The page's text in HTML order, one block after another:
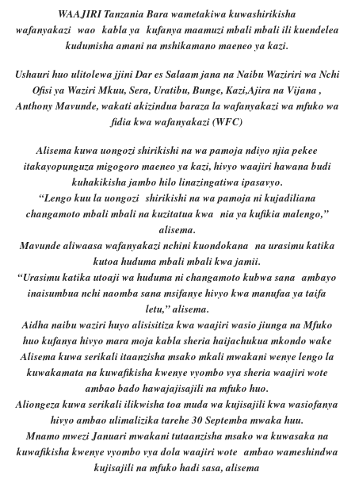
WAAJIRI Tanzania Bara wametakiwa kuwashirikisha
wafanyakazi wao kabla ya kufanya maamuzi mbali mbali ili kuendelea
kudumisha amani na mshikamano maeneo ya kazi.
Ushauri huo ulitolewa jjini Dar es Salaam jana na Naibu Waziriri wa Nchi
Ofisi ya Waziri Mkuu, Sera, Uratibu, Bunge, Kazi,Ajira na Vijana ,
Anthony Mavunde, wakati akizindua baraza la wafanyakazi wa mfuko wa
fidia kwa wafanyakazi (WFC)
Alisema kuwa uongozi shirikishi na wa pamoja ndiyo njia pekee
itakayopunguza migogoro maeneo ya kazi, hivyo waajiri hawana budi
kuhakikisha jambo hilo linazingatiwa ipasavyo.
“Lengo kuu la uongozi shirikishi na wa pamoja ni kujadiliana
changamoto mbali mbali na kuzitatua kwa nia ya kufikia malengo,”
alisema.
Mavunde aliwaasa wafanyakazi nchini kuondokana na urasimu katika
kutoa huduma mbali mbali kwa jamii.
“Urasimu katika utoaji wa huduma ni changamoto kubwa sana ambayo
inaisumbua nchi naomba sana msifanye hivyo kwa manufaa ya taifa
letu,” alisema.
Aidha naibu waziri huyo alisisitiza kwa waajiri wasio jiunga na Mfuko
huo kufanya hivyo mara moja kabla sheria haijachukua mkondo wake
Alisema kuwa serikali itaanzisha msako mkali mwakani wenye lengo la
kuwakamata na kuwafikisha kwenye vyombo vya sheria waajiri wote
ambao bado hawajajisajili na mfuko huo.
Aliongeza kuwa serikali ilikwisha toa muda wa kujisajili kwa wasiofanya
hivyo ambao ulimalizika tarehe 30 Septemba mwaka huu.
Mnamo mwezi Januari mwakani tutaanzisha msako wa kuwasaka na
kuwafikisha kwenye vyombo vya dola waajiri wote ambao wameshindwa
kujisajili na mfuko hadi sasa, alisema